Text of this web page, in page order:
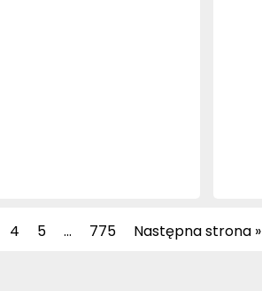
4 5 … 775 Następna strona »